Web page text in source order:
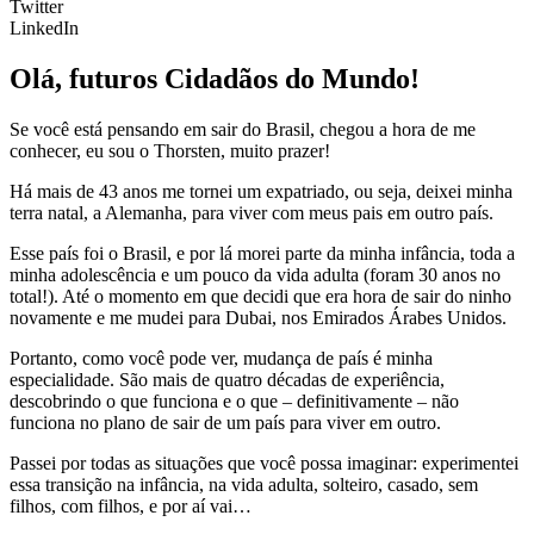
Twitter
LinkedIn
Olá, futuros Cidadãos do Mundo!
Se você está pensando em sair do Brasil, chegou a hora de me
conhecer, eu sou o Thorsten, muito prazer!
Há mais de 43 anos me tornei um expatriado, ou seja, deixei minha
terra natal, a Alemanha, para viver com meus pais em outro país.
Esse país foi o Brasil, e por lá morei parte da minha infância, toda a
minha adolescência e um pouco da vida adulta (foram 30 anos no
total!). Até o momento em que decidi que era hora de sair do ninho
novamente e me mudei para Dubai, nos Emirados Árabes Unidos.
Portanto, como você pode ver, mudança de país é minha
especialidade. São mais de quatro décadas de experiência,
descobrindo o que funciona e o que – definitivamente – não
funciona no plano de sair de um país para viver em outro.
Passei por todas as situações que você possa imaginar: experimentei
essa transição na infância, na vida adulta, solteiro, casado, sem
filhos, com filhos, e por aí vai…